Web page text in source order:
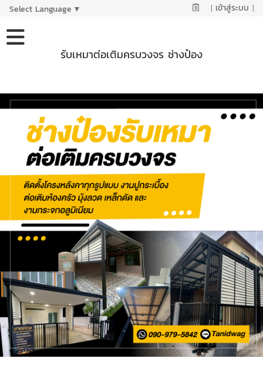
Select Language ▼ | เข้าสู่ระบบ |
รับเหมาต่อเติมครบวงจร ช่างป๋อง